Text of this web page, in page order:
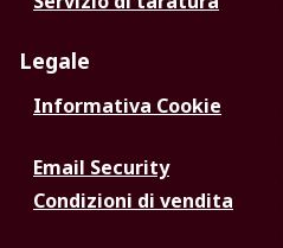
Legale
Informativa Cookie
Email Security
Condizioni di vendita